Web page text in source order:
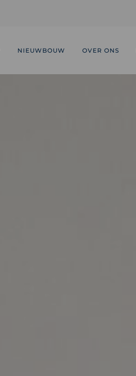
NIEUWBOUW OVER ONS